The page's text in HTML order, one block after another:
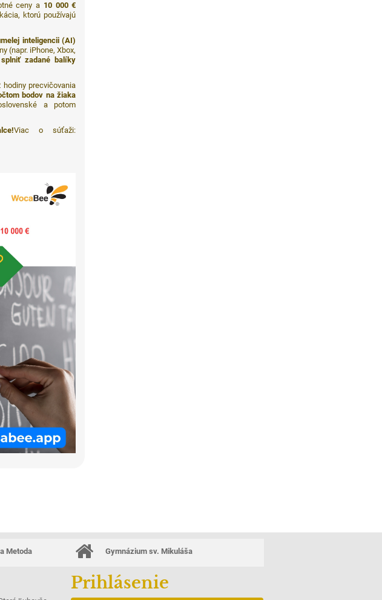
ceny a 10 000 €
ktorú používajú
inteligencii (AI)
(napr. iPhone, Xbox,
splniť zadané balíky
precvičovania
bodov na žiaka
a potom
Viac o súťaži:
Metoda Gymnázium sv. Mikuláša
Prihlásenie